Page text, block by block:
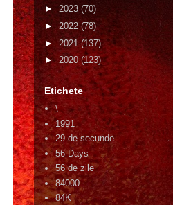
► 2023 (70)
► 2022 (78)
► 2021(137)
► 2020(123)
Etichete
\
1991
29 de secunde
56 Days
56 de zile
84000
84K